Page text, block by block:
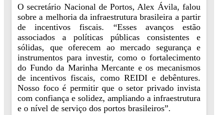
O secretário Nacional de Portos, Alex Ávila, falou
sobre a melhoria da infraestrutura brasileira a partir
de incentivos fiscais. “Esses avanços estão
associados a políticas públicas consistentes e
sólidas, que oferecem ao mercado segurança e
instrumentos para investir, como o fortalecimento
do Fundo da Marinha Mercante e os mecanismos
de incentivos fiscais, como REIDI e debêntures.
Nosso foco é permitir que o setor privado invista
com confiança e solidez, ampliando a infraestrutura
e o nível de serviço dos portos brasileiros”.